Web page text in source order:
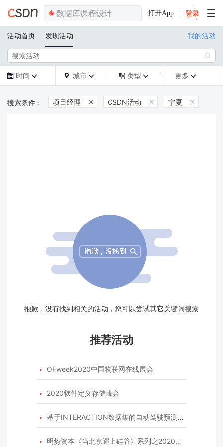
打开App
活动首页 发现活动 我的活动

 时间   城市   类型  更多 
项目经理  CSDN活动  宁夏 
抱歉，没有找到相关的活动，您可以尝试其它关键词搜索
推荐活动
 OFweek2020中国物联网在线展会
 2020软件定义存储峰会
 基于INTERACTION数据集的自动驾驶预测模型挑战赛
 明势资本《当北京遇上硅谷》系列之2020年度开源峰会